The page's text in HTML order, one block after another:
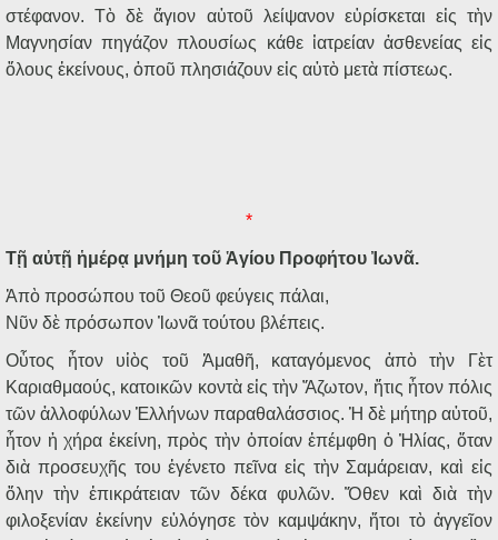
στέφανον. Τὸ δὲ ἅγιον αὐτοῦ λείψανον εὑρίσκεται εἰς τὴν
Μαγνησίαν πηγάζον πλουσίως κάθε ἰατρείαν ἀσθενείας εἰς
ὅλους ἐκείνους, ὁποῦ πλησιάζουν εἰς αὐτὸ μετὰ πίστεως.
*
Τῇ αὐτῇ ἡμέρᾳ μνήμη τοῦ Ἁγίου Προφήτου Ἰωνᾶ.
Ἀπὸ προσώπου τοῦ Θεοῦ φεύγεις πάλαι,
Νῦν δὲ πρόσωπον Ἰωνᾶ τούτου βλέπεις.
Οὗτος ἦτον υἱὸς τοῦ Ἀμαθῆ, καταγόμενος ἀπὸ τὴν Γὲτ
Καριαθμαούς, κατοικῶν κοντὰ εἰς τὴν Ἄζωτον, ἥτις ἦτον πόλις
τῶν ἀλλοφύλων Ἑλλήνων παραθαλάσσιος. Ἡ δὲ μήτηρ αὐτοῦ,
ἦτον ἡ χήρα ἐκείνη, πρὸς τὴν ὁποίαν ἐπέμφθη ὁ Ἠλίας, ὅταν
διὰ προσευχῆς του ἐγένετο πεῖνα εἰς τὴν Σαμάρειαν, καὶ εἰς
ὅλην τὴν ἐπικράτειαν τῶν δέκα φυλῶν. Ὅθεν καὶ διὰ τὴν
φιλοξενίαν ἐκείνην εὐλόγησε τὸν καμψάκην, ἤτοι τὸ ἀγγεῖον